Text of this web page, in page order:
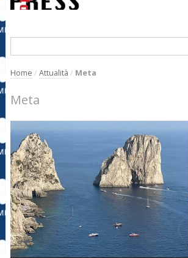
Home / Attualità / Meta
Meta